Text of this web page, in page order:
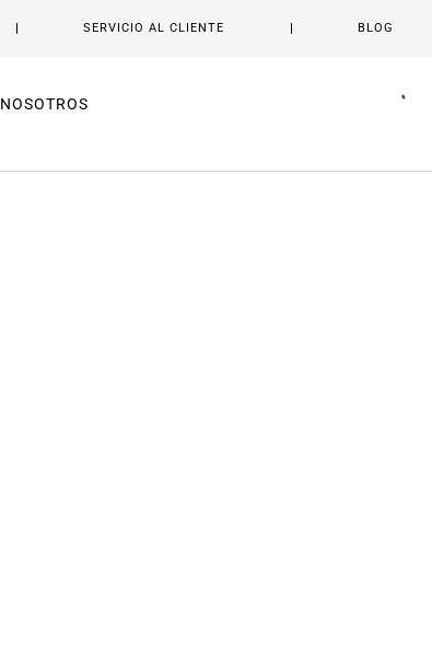
SERVICIO AL CLIENTE BLOG
NOSOTROS